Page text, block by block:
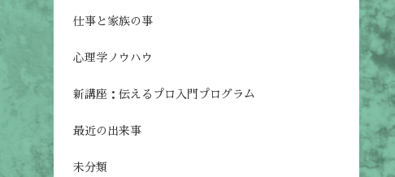
仕事と家族の事
心理学ノウハウ
新講座：伝えるプロ入門プログラム
最近の出来事
未分類